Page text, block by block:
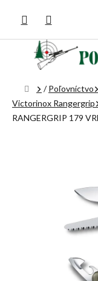
obsah
Domov
/ Poľovníctvo
Victorinox Rangergrip
RANGERGRIP 179